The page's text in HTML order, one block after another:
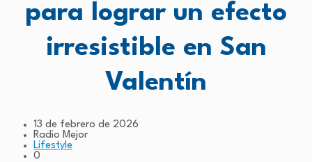
para lograr un efecto
irresistible en San
Valentín
13 de febrero de 2026
Radio Mejor
Lifestyle
0